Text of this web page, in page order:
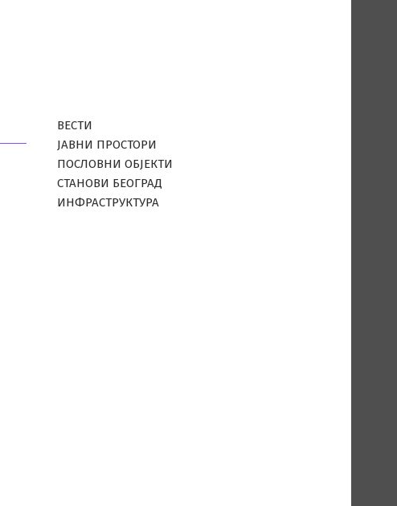
ВЕСТИ
ЈАВНИ ПРОСТОРИ
ПОСЛОВНИ ОБЈЕКТИ
СТАНОВИ БЕОГРАД
ИНФРАСТРУКТУРА